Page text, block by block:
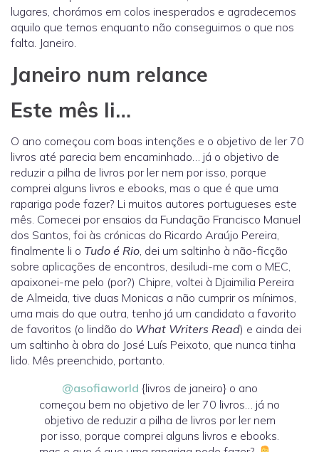
lugares, chorámos em colos inesperados e agradecemos
aquilo que temos enquanto não conseguimos o que nos
falta. Janeiro.
Janeiro num relance
Este mês li…
O ano começou com boas intenções e o objetivo de ler 70
livros até parecia bem encaminhado… já o objetivo de
reduzir a pilha de livros por ler nem por isso, porque
comprei alguns livros e ebooks, mas o que é que uma
rapariga pode fazer? Li muitos autores portugueses este
mês. Comecei por ensaios da Fundação Francisco Manuel
dos Santos, foi às crónicas do Ricardo Araújo Pereira,
finalmente li o Tudo é Rio, dei um saltinho à não-ficção
sobre aplicações de encontros, desiludi-me com o MEC,
apaixonei-me pelo (por?) Chipre, voltei à Djaimilia Pereira
de Almeida, tive duas Monicas a não cumprir os mínimos,
uma mais do que outra, tenho já um candidato a favorito
de favoritos (o lindão do What Writers Read) e ainda dei
um saltinho à obra do José Luís Peixoto, que nunca tinha
lido. Mês preenchido, portanto.
@asofiaworld {livros de janeiro} o ano
começou bem no objetivo de ler 70 livros… já no
objetivo de reduzir a pilha de livros por ler nem
por isso, porque comprei alguns livros e ebooks.